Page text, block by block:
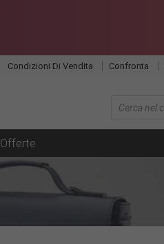
Condizioni Di Vendita Confronta
Offerte